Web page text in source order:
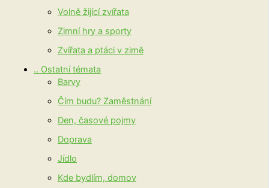
Volně žijící zvířata
Zimní hry a sporty
Zvířata a ptáci v zimě
.. Ostatní témata
Barvy
Čím budu? Zaměstnání
Den, časové pojmy
Doprava
Jídlo
Kde bydlím, domov